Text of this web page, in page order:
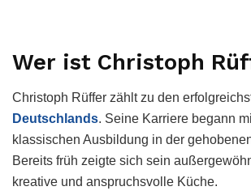
Wer ist Christoph
Christoph Rüffer zählt zu den
Deutschlands. Seine Karriere begann
klassischen Ausbildung in der
Bereits früh zeigte sich sein
kreative und anspruchsvolle Küche.